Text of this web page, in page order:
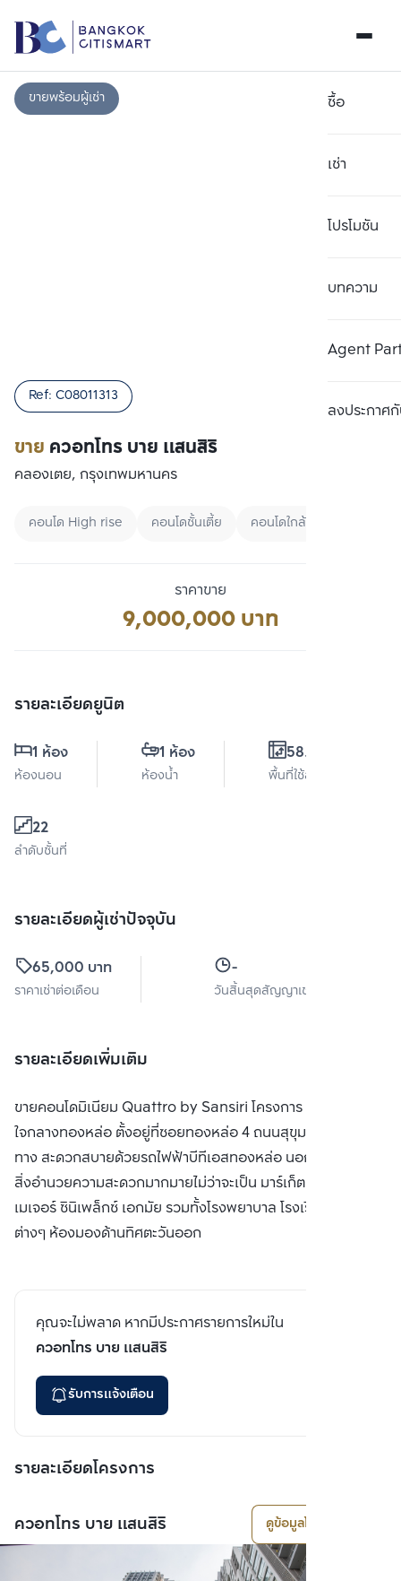
ซื้อ
เช่า
โปรโมชัน
บทความ
Agent
ลงประกาศกั
ขายพร้อมผู้เช่า
ขาย ควอทโทร บาย แสนสิริ
Ref: C08011313
คลองเตย, กรุงเทพมหานคร
คอนโด High rise คอนโดชั้นเตี้ย คอนโดใกล้ BTS
ราคาขาย
9,000,000 บาท
รายละเอียดยูนิต
1 ห้อง
ห้องนอน
1 ห้อง
ห้องน้ำ
58.5 ตร.ม.
พื้นที่ใช้สอย
22
ลำดับชั้นที่
รายละเอียดผู้เช่าปัจจุบัน
65,000 บาท
ราคาเช่าต่อเดือน
-
วันสิ้นสุดสัญญาเช่า
รายละเอียดเพิ่มเติม
ขายคอนโดมิเนียม Quattro by Sansiri โครงการ Hi-end
ใจกลางทองหล่อ ตั้งอยู่ที่ซอยทองหล่อ 4 ถนนสุขุมวิท การเดิน
ทาง สะดวกสบายด้วยรถไฟฟ้าบีทีเอสทองหล่อ นอกจากนี้ยังใกล้
สิ่งอำนวยความสะดวกมากมายไม่ว่าจะเป็น มาร์เก็ตเพลส หรือ
เมเจอร์ ซินิเพล็กซ์ เอกมัย รวมทั้งโรงพยาบาล โรงเรียนชั้นนำ
ต่างๆ ห้องมองด้านทิศตะวันออก
คุณจะไม่พลาด หากมีประกาศรายการใหม่ใน
ควอทโทร บาย แสนสิริ
รับการแจ้งเตือน
รายละเอียดโครงการ
ควอทโทร บาย แสนสิริ ดูข้อมูลโครงการ